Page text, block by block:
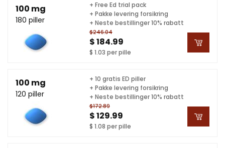
100 mg
180 piller
$246.04
$ 184.99
$ 1.03 per pille
+ Free Ed trial pack
+ Pakke levering forsikring
+ Neste bestillinger 10% rabatt
100 mg
120 piller
$172.89
$ 129.99
$ 1.08 per pille
+ 10 gratis ED piller
+ Pakke levering forsikring
+ Neste bestillinger 10% rabatt